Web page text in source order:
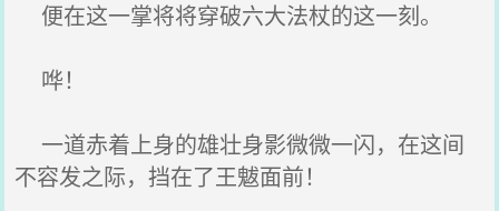
便在这一掌将将穿破六大法杖的这一刻。
哗！
一道赤着上身的雄壮身影微微一闪，在这间
不容发之际，挡在了王魃面前！